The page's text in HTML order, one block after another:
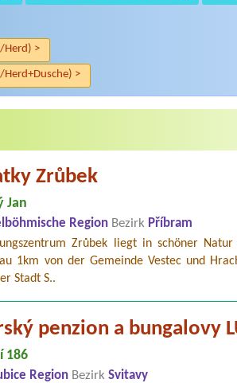
>
>
Zrůbek
Jan
Region Bezirk Příbram
Zrůbek liegt in schöner
1km von der Gemeinde Vestec und
Stadt S..
penzion a bungalovy
186
Region Bezirk Svitavy